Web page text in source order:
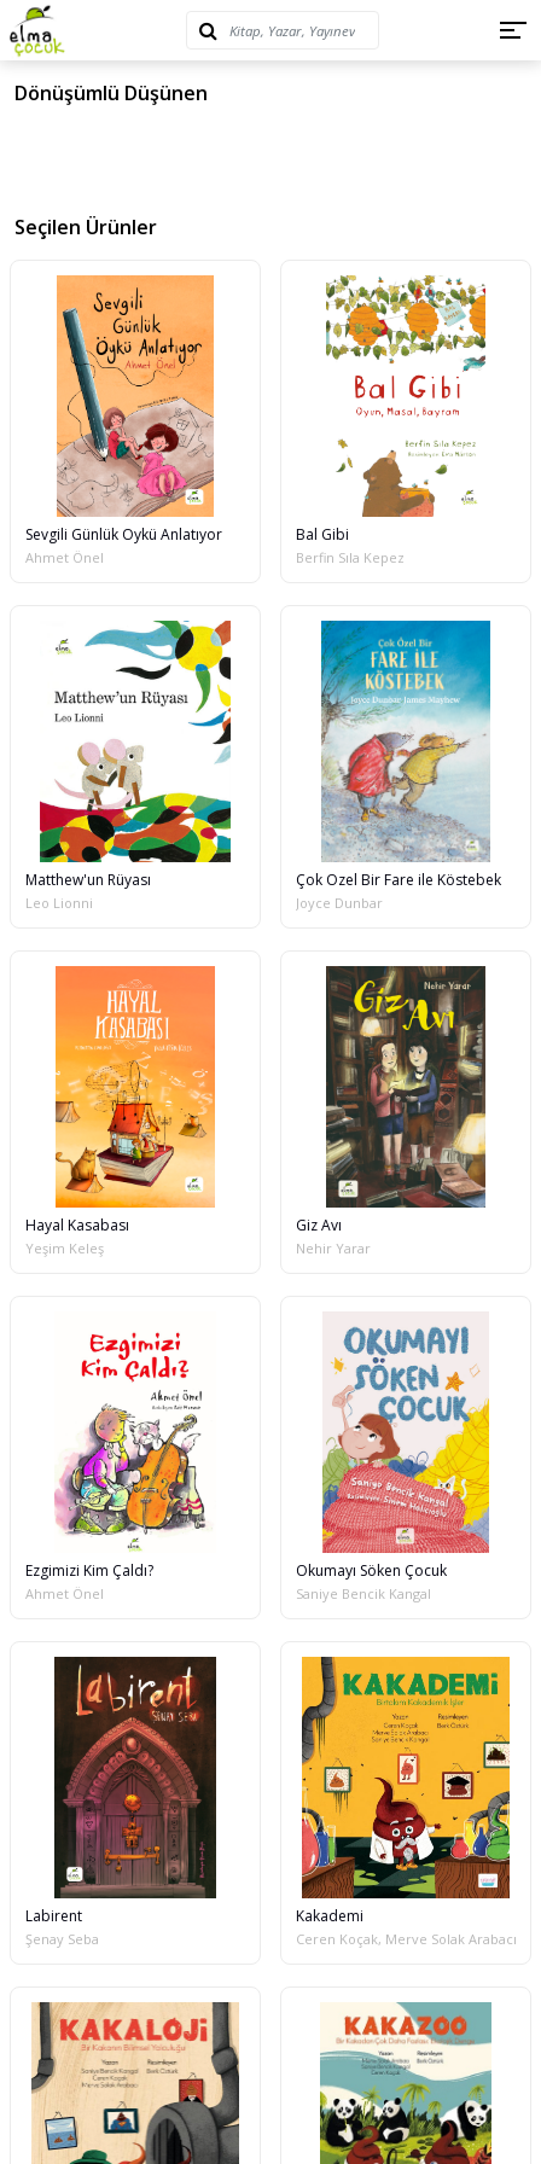
Dönüşümlü Düşünen
Seçilen Ürünler
Sevgili Günlük Öykü Anlatıyor
Ahmet Önel
Bal Gibi
Berfin Sıla Kepez
Matthew'un Rüyası
Leo Lionni
Çok Özel Bir Fare ile Köstebek
Joyce Dunbar
Hayal Kasabası
Yeşim Keleş
Giz Avı
Nehir Yarar
Ezgimizi Kim Çaldı?
Ahmet Önel
Okumayı Söken Çocuk
Saniye Bencik Kangal
Labirent
Şenay Seba
Kakademi
Ceren Koçak, Merve Solak Arabacı,